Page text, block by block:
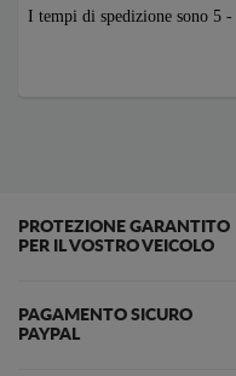
I tempi di spedizione sono 5
PROTEZIONE GARANTITO
PER IL VOSTRO VEICOLO
PAGAMENTO SICURO
PAYPAL